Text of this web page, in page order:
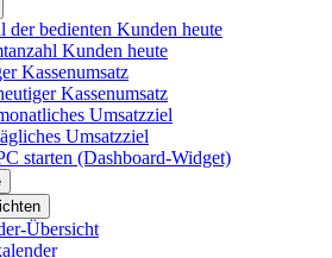
der bedienten Kunden heute
Kunden heute
Kassenumsatz
Kassenumsatz
Umsatzziel
Umsatzziel
starten (Dashboard-Widget)
Übersicht